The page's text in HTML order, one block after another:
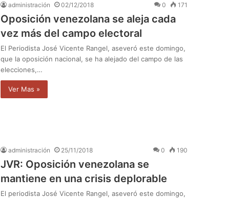
administración 02/12/2018 0 171
Oposición venezolana se aleja cada
vez más del campo electoral
El Periodista José Vicente Rangel, aseveró este domingo,
que la oposición nacional, se ha alejado del campo de las
elecciones,…
Ver Mas »
administración 25/11/2018 0 190
JVR: Oposición venezolana se
mantiene en una crisis deplorable
El periodista José Vicente Rangel, aseveró este domingo,